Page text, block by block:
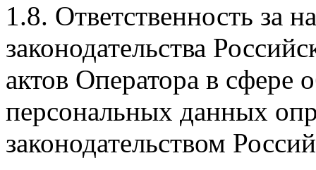
1.8. Ответственность за
законодательства
актов Оператора в сфере
персональных данных
законодательством